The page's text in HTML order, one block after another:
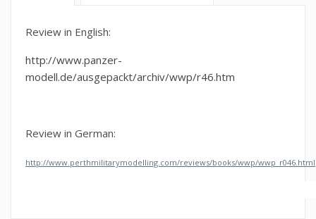
Review in English:
http://www.panzer-
modell.de/ausgepackt/archiv/wwp/r46.htm
Review in German:
http://www.perthmilitarymodelling.com/reviews/books/wwp/wwp_r046.html